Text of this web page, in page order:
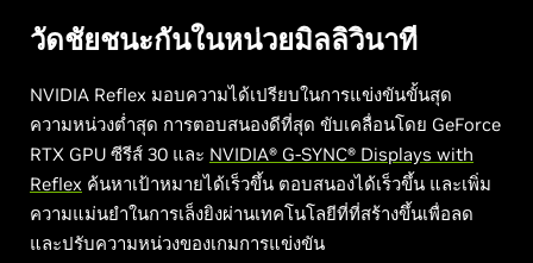
วัดชัยชนะกันในหน่วยมิลลิวินาที
NVIDIA Reflex มอบความได้เปรียบในการแข่งขันขั้นสุด
ความหน่วงต่ำสุด การตอบสนองดีที่สุด ขับเคลื่อนโดย GeForce
RTX GPU ซีรีส์ 30 และ NVIDIA® G-SYNC® Displays with
Reflex ค้นหาเป้าหมายได้เร็วขึ้น ตอบสนองได้เร็วขึ้น และเพิ่ม
ความแม่นยำในการเล็งยิงผ่านเทคโนโลยีที่ที่สร้างขึ้นเพื่อลด
และปรับความหน่วงของเกมการแข่งขัน